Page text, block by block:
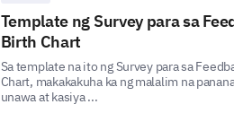
Template ng Survey para sa
Birth Chart
Sa template na ito ng Survey para sa
Chart, makakakuha ka ng malalim na
unawa at kasiya ...